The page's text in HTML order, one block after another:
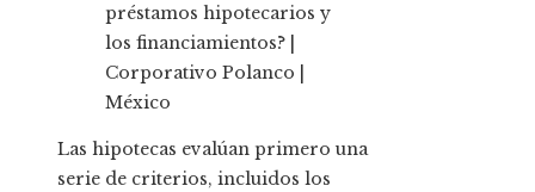
Las hipotecas evalúan primero una
serie de criterios, incluidos los